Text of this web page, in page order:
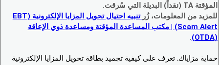
المؤقتة TA (نقداً) البديلة التي سُرقت.
للمزيد من المعلومات، زُر
تنبيه احتيال تحويل المزايا الإلكترونية (EBT
Scam Alert) | مكتب المساعدة المؤقتة ومساعدة ذوي الإعاقة
(OTDA)
.
حماية مزاياك. تعرف على كيفية تجميد بطاقة تحويل المزايا الإلكترونية